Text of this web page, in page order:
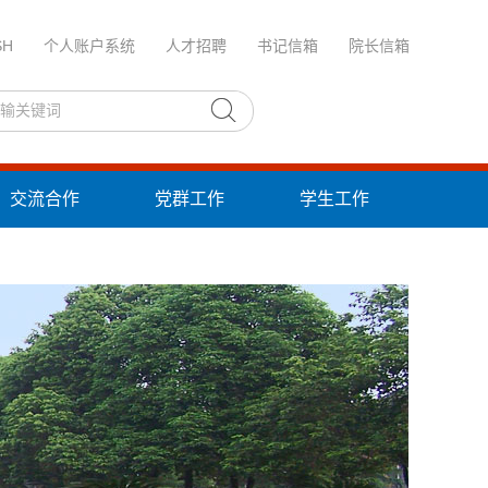
个人账户系统 人才招聘 书记信箱 院长信箱
交流合作 党群工作 学生工作